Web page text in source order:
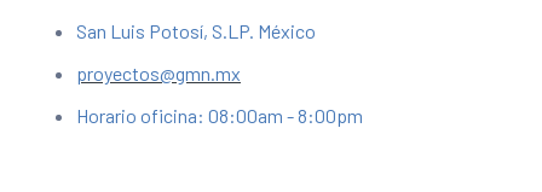
San Luis Potosí, S.LP. México
proyectos@gmn.mx
Horario oficina: 08:00am - 8:00pm